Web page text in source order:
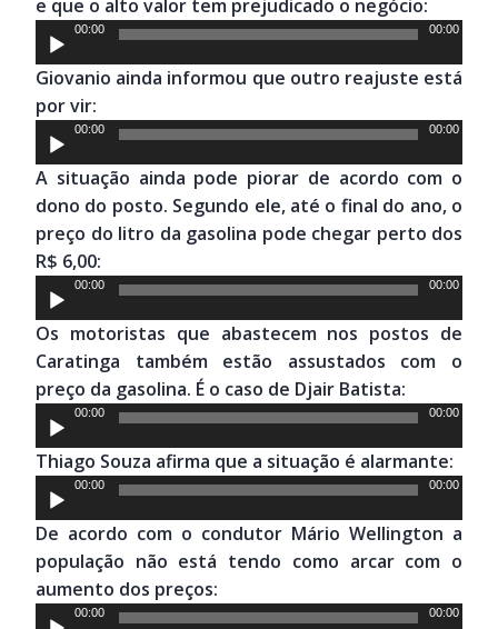
e que o alto valor tem prejudicado o negócio:
Tocador
de
áudio
00:00 00:00
Giovanio ainda informou que outro reajuste está
por vir:
Tocador
de
áudio
00:00 00:00
A situação ainda pode piorar de acordo com o
dono do posto. Segundo ele, até o final do ano, o
preço do litro da gasolina pode chegar perto dos
R$ 6,00:
Tocador
de
áudio
00:00 00:00
Os motoristas que abastecem nos postos de
Caratinga também estão assustados com o
preço da gasolina. É o caso de Djair Batista:
Tocador
de
áudio
00:00 00:00
Thiago Souza afirma que a situação é alarmante:
Tocador
de
áudio
00:00 00:00
De acordo com o condutor Mário Wellington a
população não está tendo como arcar com o
aumento dos preços:
Tocador
00:00 00:00